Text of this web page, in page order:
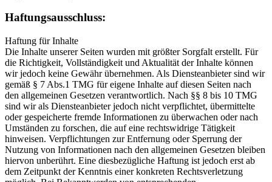
Haftungsausschluss:
Haftung für Inhalte
Die Inhalte unserer Seiten wurden mit größter Sorgfalt erstellt. Für
die Richtigkeit, Vollständigkeit und Aktualität der Inhalte können
wir jedoch keine Gewähr übernehmen. Als Diensteanbieter sind wir
gemäß § 7 Abs.1 TMG für eigene Inhalte auf diesen Seiten nach
den allgemeinen Gesetzen verantwortlich. Nach §§ 8 bis 10 TMG
sind wir als Diensteanbieter jedoch nicht verpflichtet, übermittelte
oder gespeicherte fremde Informationen zu überwachen oder nach
Umständen zu forschen, die auf eine rechtswidrige Tätigkeit
hinweisen. Verpflichtungen zur Entfernung oder Sperrung der
Nutzung von Informationen nach den allgemeinen Gesetzen bleiben
hiervon unberührt. Eine diesbezügliche Haftung ist jedoch erst ab
dem Zeitpunkt der Kenntnis einer konkreten Rechtsverletzung